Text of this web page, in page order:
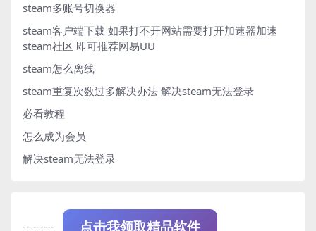
steam多账号切换器
steam客户端下载 如果打不开网站需要打开加速器加速
steam社区 即可推荐网易UU
steam怎么离线
steam重复次数过多解决办法 解决steam无法登录
必看教程
怎么成为会员
解决steam无法登录
--------- 点击我领取精品软件